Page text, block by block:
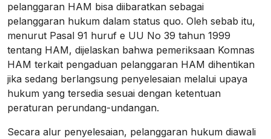
pelanggaran HAM bisa diibaratkan sebagai
pelanggaran hukum dalam status quo. Oleh sebab itu,
menurut Pasal 91 huruf e UU No 39 tahun 1999
tentang HAM, dijelaskan bahwa pemeriksaan Komnas
HAM terkait pengaduan pelanggaran HAM dihentikan
jika sedang berlangsung penyelesaian melalui upaya
hukum yang tersedia sesuai dengan ketentuan
peraturan perundang-undangan.
Secara alur penyelesaian, pelanggaran hukum diawali